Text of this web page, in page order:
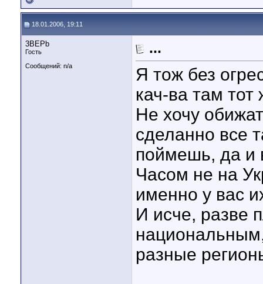
18.01.2006, 19:11
3BEPb
Гость
Сообщений: n/a
...
Я тож без
кач-ва там
Не хочу
сделанно все
поймешь, да и
Часом не на
именно у вас
И исче, разве
разные